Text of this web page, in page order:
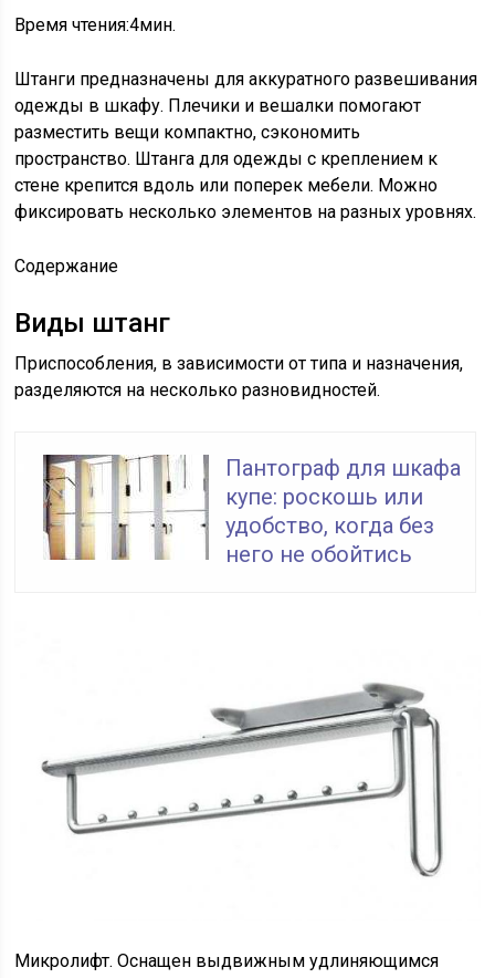
Время чтения:4мин.
Штанги предназначены для аккуратного развешивания
одежды в шкафу. Плечики и вешалки помогают
разместить вещи компактно, сэкономить
пространство. Штанга для одежды с креплением к
стене крепится вдоль или поперек мебели. Можно
фиксировать несколько элементов на разных уровнях.
Содержание
Виды штанг
Приспособления, в зависимости от типа и назначения,
разделяются на несколько разновидностей.
Пантограф для шкафа
купе: роскошь или
удобство, когда без
него не обойтись
Микролифт. Оснащен выдвижным удлиняющимся